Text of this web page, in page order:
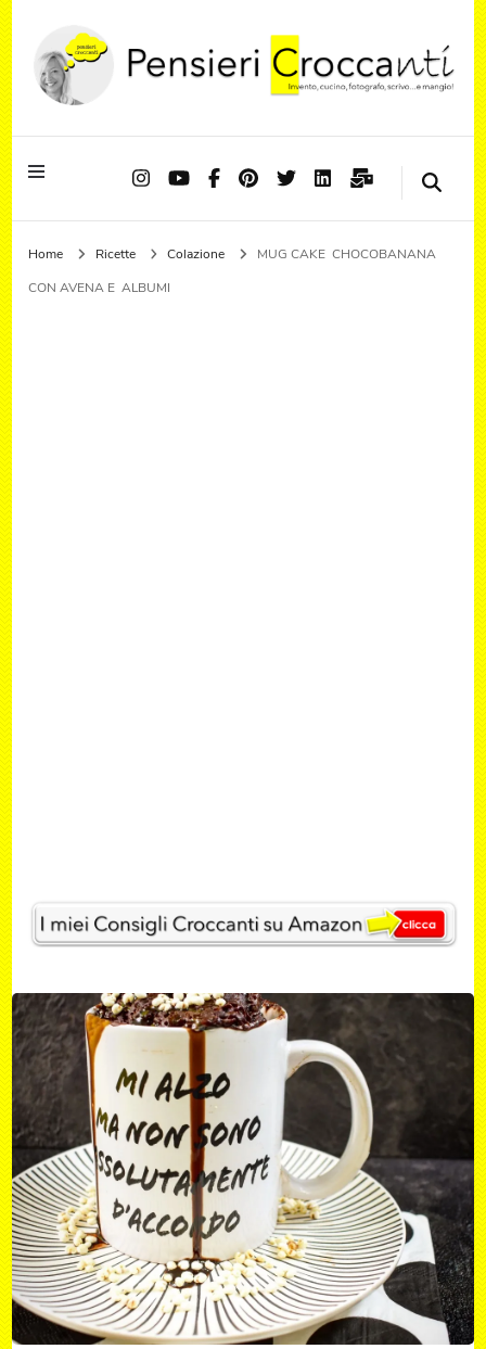
Pensieri Croccanti
Home Ricette Colazione
MUG CAKE CHOCOBANANA
CON AVENA E ALBUMI